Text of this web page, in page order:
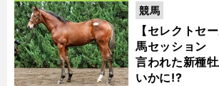
【セレクトセ
馬セッション
言われた新種
いかに!?
競馬